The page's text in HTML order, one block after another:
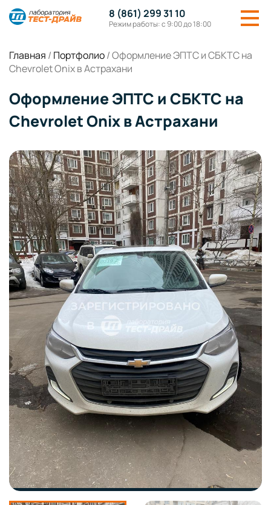
8 (861) 299 31 10
Режим работы: с 9:00 до 18:00
Главная / Портфолио/Оформление ЭПТС и СБКТС на
Chevrolet Onix в Астрахани
Оформление ЭПТС и СБКТС на
Chevrolet Onix в Астрахани